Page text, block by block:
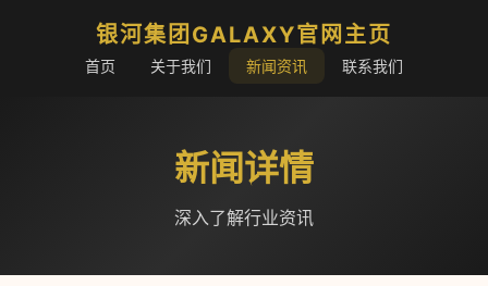
银河集团GALAXY官网主页
首页 关于我们 新闻资讯 联系我们
新闻详情
深入了解行业资讯